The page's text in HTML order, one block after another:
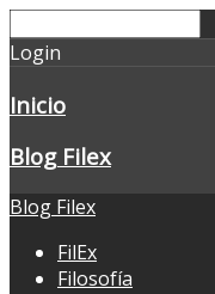
Login
Inicio
Blog Filex
Blog Filex
FilEx
Filosofía